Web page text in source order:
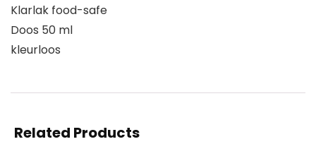
Klarlak food-safe
Doos 50 ml
kleurloos
Related Products